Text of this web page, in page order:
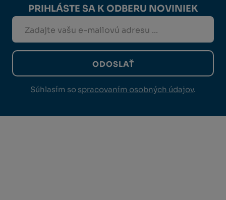
PRIHLÁSTE SA K ODBERU NOVINIEK
ODOSLAŤ
Súhlasím so spracovaním osobných údajov.